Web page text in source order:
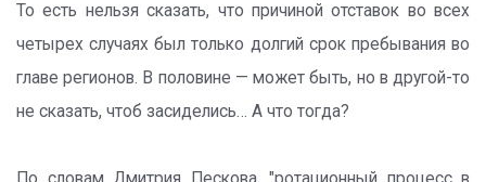
То есть нельзя сказать, что причиной отставок во всех
четырех случаях был только долгий срок пребывания во
главе регионов. В половине — может быть, но в другой-то
не сказать, чтоб засиделись… А что тогда?